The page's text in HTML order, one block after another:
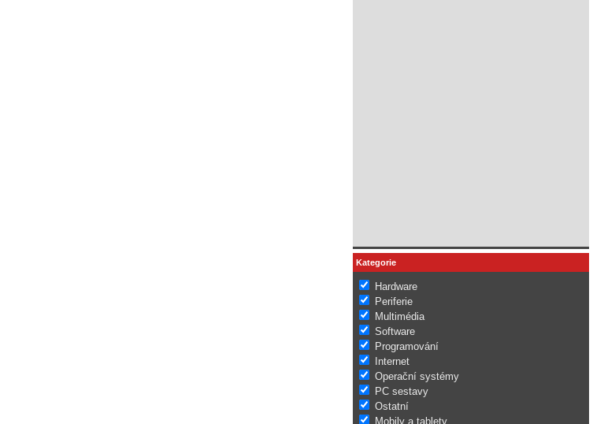
Kategorie
Hardware
Periferie
Multimédia
Software
Programování
Internet
Operační systémy
PC sestavy
Ostatní
Mobily a tablety